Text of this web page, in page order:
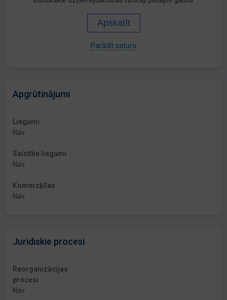
Apskatīt
Parādīt saturu
Apgrūtinājumi
Liegumi
Nav
Saistītie liegumi
Nav
Komercķīlas
Nav
Juridiskie procesi
Reorganizācijas
procesi
Nav